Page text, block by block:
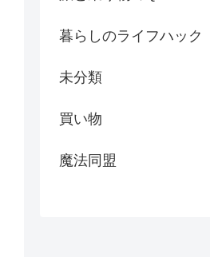
暮らしのライフハック
未分類
買い物
魔法同盟